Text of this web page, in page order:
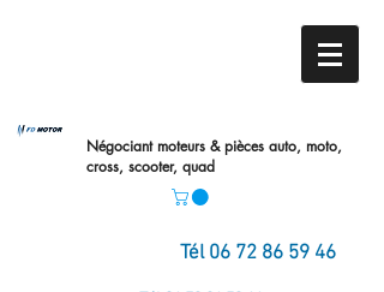
Négociant moteurs & pièces auto, moto,
cross, scooter, quad
Tél 06 72 86 59 46